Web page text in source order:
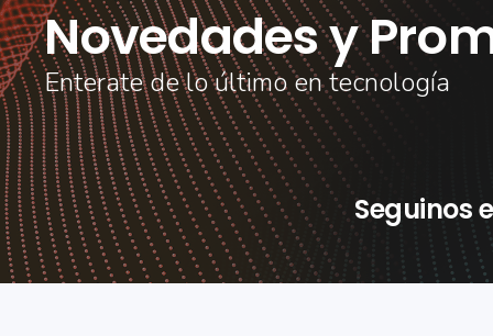
Novedades y
Enterate de lo último en tecnología
Seguinos